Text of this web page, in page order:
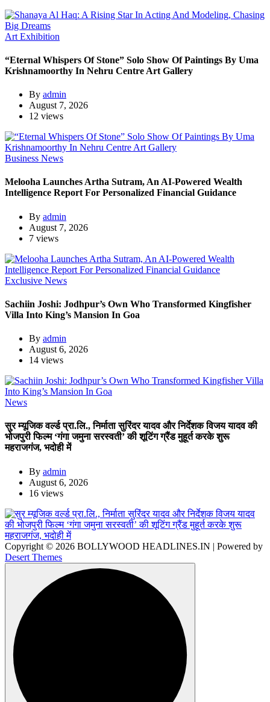
Art Exhibition
“Eternal Whispers Of Stone” Solo Show Of Paintings By Uma
Krishnamoorthy In Nehru Centre Art Gallery
By admin
August 7, 2026
12 views
Business News
Melooha Launches Artha Sutram, An AI-Powered Wealth
Intelligence Report For Personalized Financial Guidance
By admin
August 7, 2026
7 views
Exclusive News
Sachiin Joshi: Jodhpur’s Own Who Transformed Kingfisher
Villa Into King’s Mansion In Goa
By admin
August 6, 2026
14 views
News
सुर म्यूजिक वर्ल्ड प्रा.लि., निर्माता सुरिंदर यादव और निर्देशक विजय यादव की
भोजपुरी फिल्म ‘गंगा जमुना सरस्वती’ की शूटिंग ग्रैंड मुहूर्त करके शुरू
महराजगंज, भदोही में
By admin
August 6, 2026
16 views
Copyright © 2026 BOLLYWOOD HEADLINES.IN | Powered by
Desert Themes